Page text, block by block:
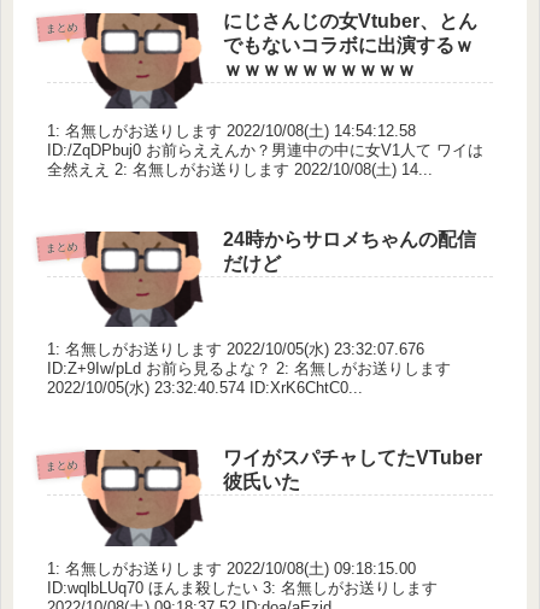
まとめ
にじさんじの女Vtuber、とん
でもないコラボに出演するｗ
ｗｗｗｗｗｗｗｗｗｗ
1: 名無しがお送りします 2022/10/08(土) 14:54:12.58
ID:/ZqDPbuj0 お前らええんか？男連中の中に女V1人て ワイは
全然ええ 2: 名無しがお送りします 2022/10/08(土) 14...
まとめ
24時からサロメちゃんの配信
だけど
1: 名無しがお送りします 2022/10/05(水) 23:32:07.676
ID:Z+9Iw/pLd お前ら見るよな？ 2: 名無しがお送りします
2022/10/05(水) 23:32:40.574 ID:XrK6ChtC0...
まとめ
ワイがスパチャしてたVTuber
彼氏いた
1: 名無しがお送りします 2022/10/08(土) 09:18:15.00
ID:wqlbLUq70 ほんま殺したい 3: 名無しがお送りします